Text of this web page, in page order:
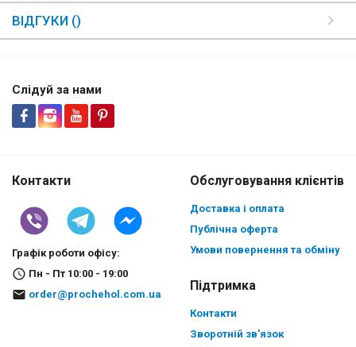
ВІДГУКИ ()
Слідуй за нами
Контакти
Графік роботи офісу:
Пн - Пт 10:00 - 19:00
order@prochehol.com.ua
Обслуговування клієнтів
Доставка і оплата
Публічна оферта
Умови повернення та обміну
Підтримка
Контакти
Зворотній зв'язок